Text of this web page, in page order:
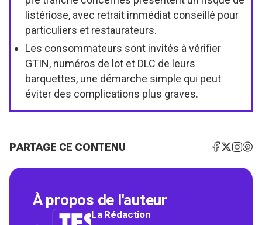
listériose, avec retrait immédiat conseillé pour
particuliers et restaurateurs.
Les consommateurs sont invités à vérifier
GTIN, numéros de lot et DLC de leurs
barquettes, une démarche simple qui peut
éviter des complications plus graves.
PARTAGE CE CONTENU
À propos de l'auteur
La Rédaction